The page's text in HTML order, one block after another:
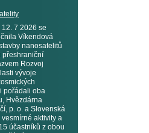
7 2026 se
Víkendová
nanosatelitů
přeshraniční
Rozvoj
vývoje
pořádali oba
Hvězdárna
p. o. a Slovenská
aktivity a
účastníků z obou